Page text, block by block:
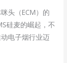
头（ECM）的
硅麦的崛起，不
电子烟行业迈